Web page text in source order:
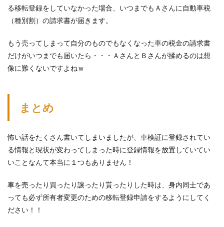
る移転登録をしていなかった場合、いつまでもＡさんに自動車税
（種別割）の請求書が届きます。
もう売ってしまって自分のものでもなくなった車の税金の請求書
だけがいつまでも届いたら・・・ＡさんとＢさんが揉めるのは想
像に難くないですよねｗ
まとめ
怖い話をたくさん書いてしまいましたが、車検証に登録されてい
る情報と現状が変わってしまった時に登録情報を放置していてい
いことなんて本当に１つもありません！
車を売ったり買ったり譲ったり貰ったりした時は、身内同士であ
っても必ず所有者変更のための移転登録申請をするようにしてく
ださい！！